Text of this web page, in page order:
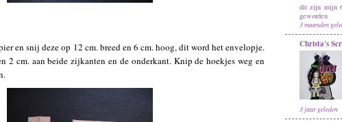
en snij deze op 12 cm. breed en 6 cm. hoog, dit word het envelopje.
2 cm. aan beide zijkanten en de onderkant. Knip de hoekjes weg en
dit zijn mijn
geworden
3 maanden
Christa's
3 jaar geleden